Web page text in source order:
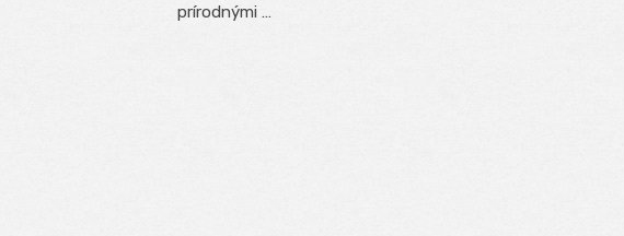
prírodnými …